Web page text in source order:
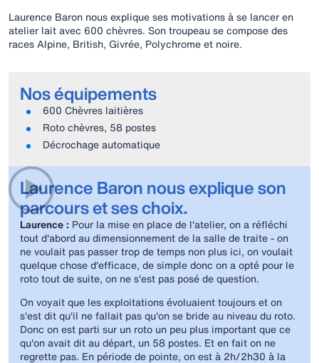
Laurence Baron nous explique ses motivations à se lancer en
atelier lait avec 600 chèvres. Son troupeau se compose des
races Alpine, British, Givrée, Polychrome et noire.
Nos équipements
600 Chèvres laitières
Roto chèvres, 58 postes
Décrochage automatique
Laurence Baron nous explique son
parcours et ses choix.
Laurence : Pour la mise en place de l'atelier, on a réfléchi
tout d'abord au dimensionnement de la salle de traite - on
ne voulait pas passer trop de temps non plus ici, on voulait
quelque chose d'efficace, de simple donc on a opté pour le
roto tout de suite, on ne s'est pas posé de question.
On voyait que les exploitations évoluaient toujours et on
s'est dit qu'il ne fallait pas qu'on se bride au niveau du roto.
Donc on est parti sur un roto un peu plus important que ce
qu'on avait dit au départ, un 58 postes. Et en fait on ne
regrette pas. En période de pointe, on est à 2h/2h30 à la